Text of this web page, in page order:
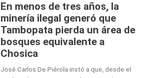
En menos de tres años, la
minería ilegal generó que
Tambopata pierda un área de
bosques equivalente a
Chosica
José Carlos De Piérola instó a que, desde el